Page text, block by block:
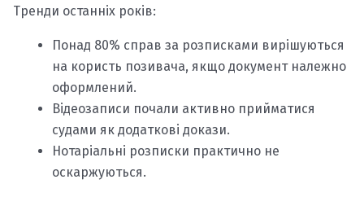
Тренди останніх років:
Понад 80% справ за розписками вирішуються
на користь позивача, якщо документ належно
оформлений.
Відеозаписи почали активно прийматися
судами як додаткові докази.
Нотаріальні розписки практично не
оскаржуються.